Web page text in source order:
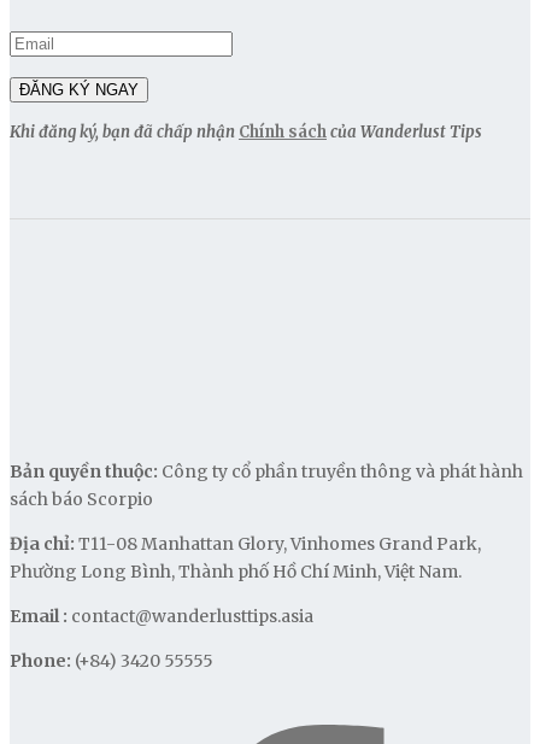
Khi đăng ký, bạn đã chấp nhận Chính sáchcủa Wanderlust Tips
Bản quyền thuộc: Công ty cổ phần truyền thông và phát hành
sách báo Scorpio
Địa chỉ: T11-08 Manhattan Glory, Vinhomes Grand Park,
Phường Long Bình, Thành phố Hồ Chí Minh, Việt Nam.
Email : contact@wanderlusttips.asia
Phone: (+84) 3420 55555